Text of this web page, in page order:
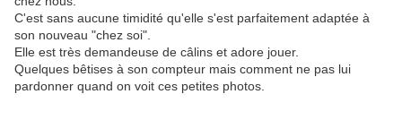
C'est sans aucune timidité qu'elle s'est parfaitement adaptée à
son nouveau "chez soi".
Elle est très demandeuse de câlins et adore jouer.
Quelques bêtises à son compteur mais comment ne pas lui
pardonner quand on voit ces petites photos.